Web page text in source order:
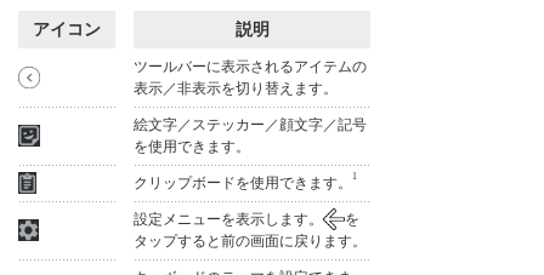
アイコン 説明
ツールバーに表示されるアイテムの
表示／非表示を切り替えます。
絵文字／ステッカー／顔文字／記号
を使用できます。
クリップボードを使用できます。 1
設定メニューを表示します。
を
タップすると前の画面に戻ります。